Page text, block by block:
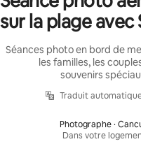
sur la plage avec
Séances photo en bord de
les familles, les
souvenirs
Traduit
Photographe ·
Dans votre